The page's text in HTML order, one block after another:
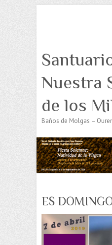
Nuestra
de los
Baños de Molgas –
ES